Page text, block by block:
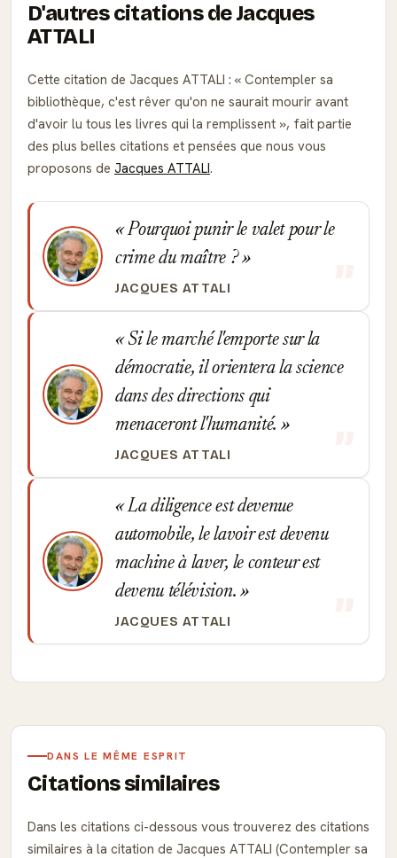
D'autres citations de Jacques
ATTALI
Cette citation de Jacques ATTALI :
Contempler sa
bibliothèque, c'est rêver qu'on ne saurait mourir avant
d'avoir lu tous les livres qui la remplissent , fait partie
des plus belles citations et pensées que nous vous
proposons de Jacques ATTALI.
Pourquoi punir le valet pour le
crime du maître ?
JACQUES ATTALI
Si le marché l'emporte sur la
démocratie, il orientera la science
dans des directions qui
menaceront l'humanité.
JACQUES ATTALI
La diligence est devenue
automobile, le lavoir est devenu
machine à laver, le conteur est
devenu télévision.
JACQUES ATTALI
DANS LE MÊME ESPRIT
Citations similaires
Dans les citations ci-dessous vous trouverez des citations
similaires à la citation de Jacques ATTALI (Contempler sa